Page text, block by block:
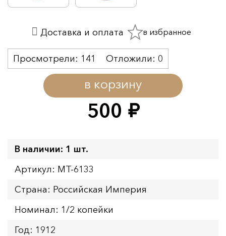
500 руб.
в корзину
Просмотрели: 141 Отложили: 0
Доставка и оплата в избранное
В наличии: 1 шт.
Артикул: MT-6133
Страна: Российская Империя
Номинал: 1/2 копейки
Год: 1912